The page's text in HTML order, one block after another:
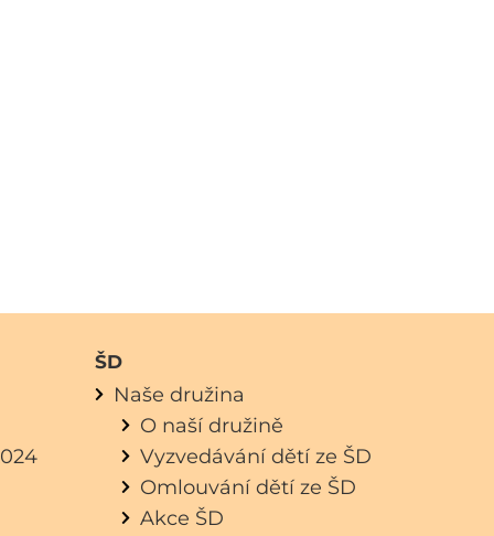
ŠD
Naše družina
O naší družině
Vyzvedávání dětí ze ŠD
Omlouvání dětí ze ŠD
Akce ŠD